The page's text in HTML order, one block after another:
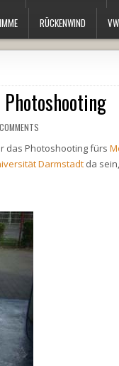
RÜCKENWIND
das Photoshooting fürs
Darmstadt da